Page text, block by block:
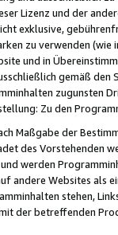
Lizenz und der
exklusive,
zu verwenden
und in
gemäß
zugunsten
Zu den
Maßgabe der
des Vorstehenden
werden
andere Websites als
stehen,
der betreffenden